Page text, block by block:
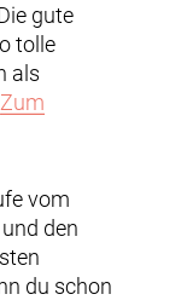
gute
tolle
als
Zum
vom
den
du schon